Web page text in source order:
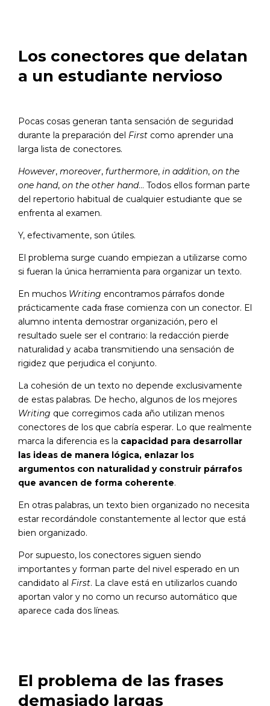
Los conectores que delatan
a un estudiante nervioso
Pocas cosas generan tanta sensación de seguridad
durante la preparación del First como aprender una
larga lista de conectores.
However, moreover, furthermore, in addition, on the
one hand, on the other hand… Todos ellos forman parte
del repertorio habitual de cualquier estudiante que se
enfrenta al examen.
Y, efectivamente, son útiles.
El problema surge cuando empiezan a utilizarse como
si fueran la única herramienta para organizar un texto.
En muchos Writing encontramos párrafos donde
prácticamente cada frase comienza con un conector. El
alumno intenta demostrar organización, pero el
resultado suele ser el contrario: la redacción pierde
naturalidad y acaba transmitiendo una sensación de
rigidez que perjudica el conjunto.
La cohesión de un texto no depende exclusivamente
de estas palabras. De hecho, algunos de los mejores
Writing que corregimos cada año utilizan menos
conectores de los que cabría esperar. Lo que realmente
marca la diferencia es la capacidad para desarrollar
las ideas de manera lógica, enlazar los
argumentos con naturalidad y construir párrafos
que avancen de forma coherente.
En otras palabras, un texto bien organizado no necesita
estar recordándole constantemente al lector que está
bien organizado.
Por supuesto, los conectores siguen siendo
importantes y forman parte del nivel esperado en un
candidato al First. La clave está en utilizarlos cuando
aportan valor y no como un recurso automático que
aparece cada dos líneas.
El problema de las frases
demasiado largas